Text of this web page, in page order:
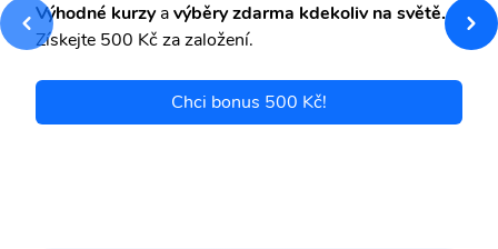
Výhodné kurzyavýběry zdarma kdekoliv na světě.
Získejte 500 Kč za založení.
Chci bonus 500 Kč!